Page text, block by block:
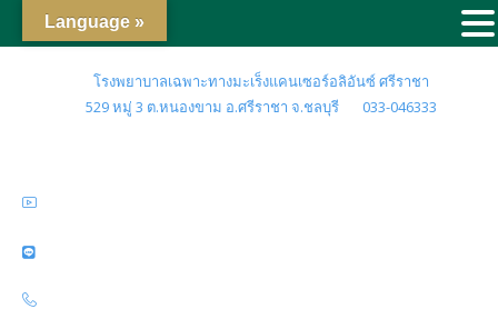
โรงพยาบาลเฉพาะทางมะเร็งแคนเซอร์อลิอันซ์ ศรีราชา
529 หมู่ 3 ต.หนองขาม อ.ศรีราชา จ.ชลบุรี
033-046333
Language »